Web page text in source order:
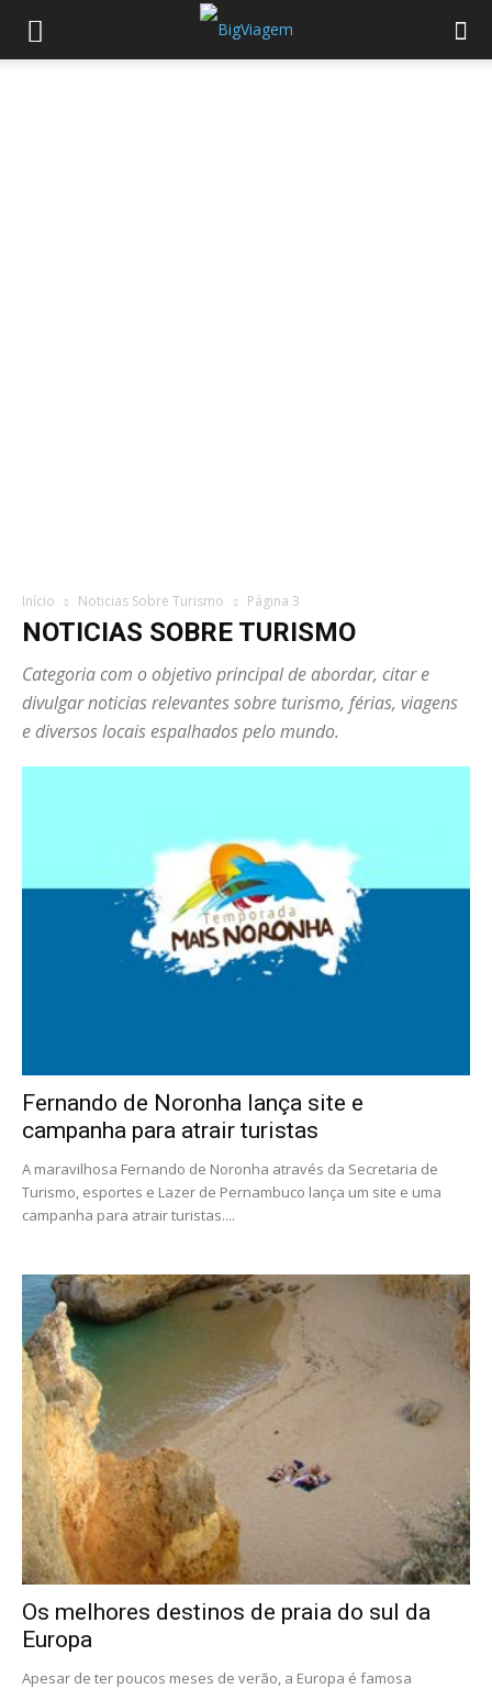
Início Noticias Sobre Turismo Página 3
NOTICIAS SOBRE TURISMO
Categoria com o objetivo principal de abordar, citar e
divulgar noticias relevantes sobre turismo, férias, viagens
e diversos locais espalhados pelo mundo.
Fernando de Noronha lança site e
campanha para atrair turistas
A maravilhosa Fernando de Noronha através da Secretaria de
Turismo, esportes e Lazer de Pernambuco lança um site e uma
campanha para atrair turistas....
Os melhores destinos de praia do sul da
Europa
Apesar de ter poucos meses de verão, a Europa é famosa